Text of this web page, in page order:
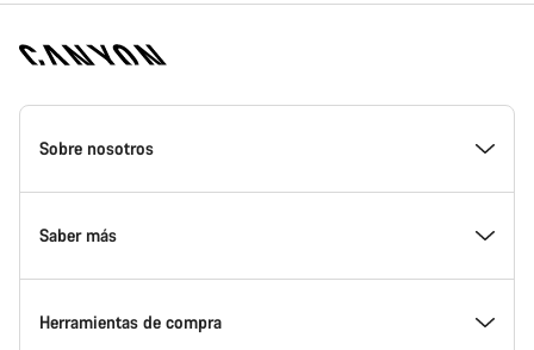
Canyon
Homepage
Sobre nosotros
Conoce Canyon
Innovación en Canyon
Saber más
Eventos
Herramientas de compra